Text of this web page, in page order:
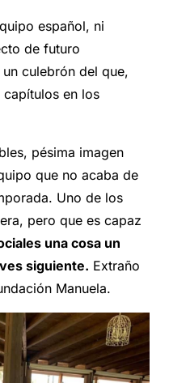
español, ni
de futuro
culebrón del que,
en los
pésima imagen
que no acaba de
Uno de los
pero que es capaz
una cosa un
siguiente. Extraño
Manuela.